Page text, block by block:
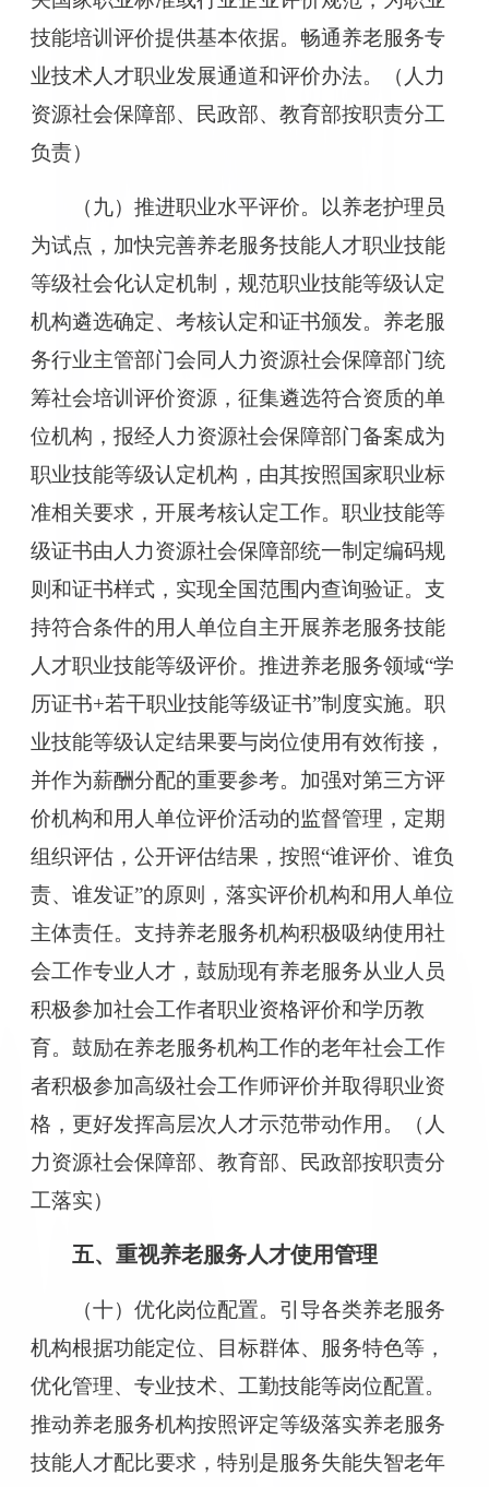
技能培训评价提供基本依据。畅通养老服务专
业技术人才职业发展通道和评价办法。（人力
资源社会保障部、民政部、教育部按职责分工
负责）
（九）推进职业水平评价。以养老护理员
为试点，加快完善养老服务技能人才职业技能
等级社会化认定机制，规范职业技能等级认定
机构遴选确定、考核认定和证书颁发。养老服
务行业主管部门会同人力资源社会保障部门统
筹社会培训评价资源，征集遴选符合资质的单
位机构，报经人力资源社会保障部门备案成为
职业技能等级认定机构，由其按照国家职业标
准相关要求，开展考核认定工作。职业技能等
级证书由人力资源社会保障部统一制定编码规
则和证书样式，实现全国范围内查询验证。支
持符合条件的用人单位自主开展养老服务技能
人才职业技能等级评价。推进养老服务领域“学
历证书+若干职业技能等级证书”制度实施。职
业技能等级认定结果要与岗位使用有效衔接，
并作为薪酬分配的重要参考。加强对第三方评
价机构和用人单位评价活动的监督管理，定期
组织评估，公开评估结果，按照“谁评价、谁负
责、谁发证”的原则，落实评价机构和用人单位
主体责任。支持养老服务机构积极吸纳使用社
会工作专业人才，鼓励现有养老服务从业人员
积极参加社会工作者职业资格评价和学历教
育。鼓励在养老服务机构工作的老年社会工作
者积极参加高级社会工作师评价并取得职业资
格，更好发挥高层次人才示范带动作用。（人
力资源社会保障部、教育部、民政部按职责分
工落实）
五、重视养老服务人才使用管理
（十）优化岗位配置。引导各类养老服务
机构根据功能定位、目标群体、服务特色等，
优化管理、专业技术、工勤技能等岗位配置。
推动养老服务机构按照评定等级落实养老服务
技能人才配比要求，特别是服务失能失智老年